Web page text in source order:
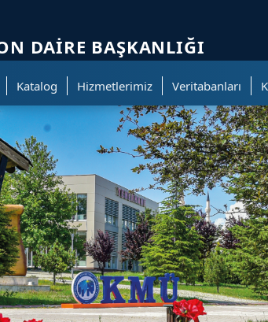
DAIRE BAŞKANLIĞI
Katalog Hizmetlerimiz Veritabanları